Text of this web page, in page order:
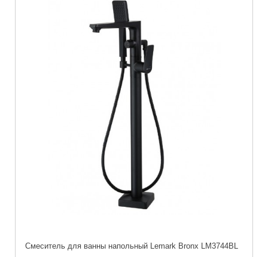
Cмеситель для ванны напольный Lemark Bronx LM3744BL